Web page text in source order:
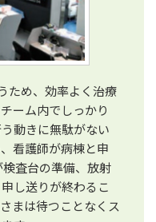
ため、効率よく治療
ーム内でしっかり
動きに無駄がない
看護師が病棟と申
検査台の準備、放射
し送りが終わるこ
まは待つことなくス